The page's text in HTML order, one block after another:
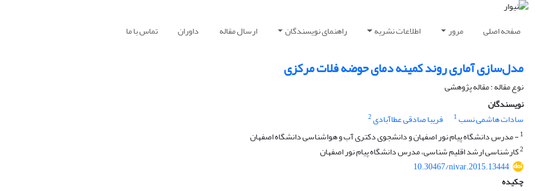
صفحه اصلی مرور اطلاعات نشریه راهنمای نویسندگان ارسال مقاله داوران تماس با ما
مدل‌سازی آماری روند کمینه دمای حوضه فلات مرکزی
نوع مقاله : مقاله پژوهشی
نویسندگان
سادات هاشمی نسب1 فریبا صادقی عطاآبادی2
1- مدرس دانشگاه پیام نور اصفهان و دانشجوی دکتری آب و هواشناسی دانشگاه اصفهان
2کارشناسی ارشد اقلیم شناسی، مدرس دانشگاه پیام نور اصفهان
10.30467/nivar.2015.13444
چکیده